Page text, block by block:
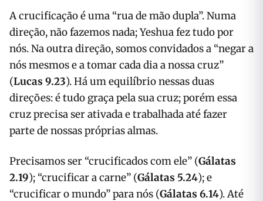
A crucificação é uma “rua de mão dupla”. Numa
direção, não fazemos nada; Yeshua fez tudo por
nós. Na outra direção, somos convidados a “negar a
nós mesmos e a tomar cada dia a nossa cruz”
(Lucas 9.23). Há um equilíbrio nessas duas
direções: é tudo graça pela sua cruz; porém essa
cruz precisa ser ativada e trabalhada até fazer
parte de nossas próprias almas.
Precisamos ser “crucificados com ele” (Gálatas
2.19); “crucificar a carne” (Gálatas 5.24); e
“crucificar o mundo” para nós (Gálatas 6.14). Até